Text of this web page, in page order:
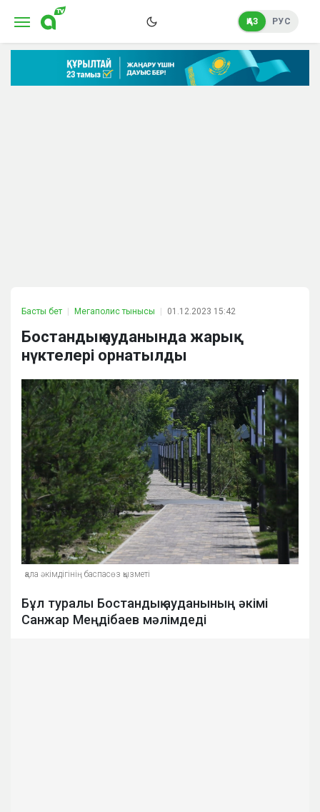
ҚАЗ РУС
Басты бет Мегаполис тынысы 01.12.2023 15:42
Бостандық ауданында жарық
нүктелері орнатылды
қала әкімдігінің баспасөз қызметі
Бұл туралы Бостандық ауданының әкімі
Санжар Меңдібаев мәлімдеді